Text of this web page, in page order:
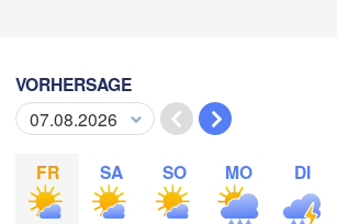
VORHERSAGE
FR SA SO MO DI
Mo
03. Aug
Di
04. Aug
Mi
05. Aug
Do
06. Aug
:00 06:00 07:00 08:00 09